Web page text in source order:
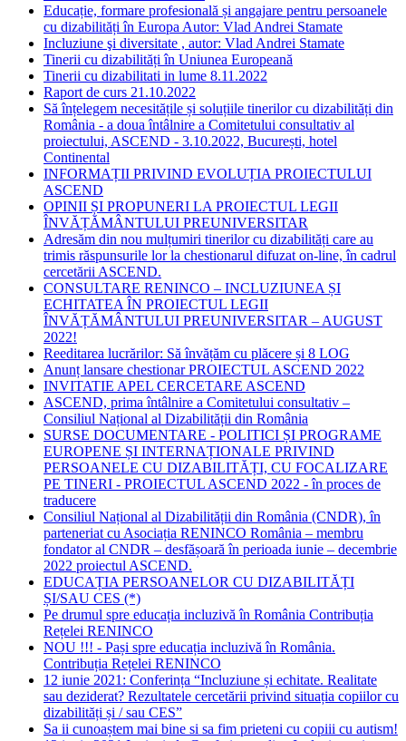
Educație, formare profesională și angajare pentru persoanele
cu dizabilități în Europa Autor: Vlad Andrei Stamate
Incluziune şi diversitate , autor: Vlad Andrei Stamate
Tinerii cu dizabilități în Uniunea Europeană
Tinerii cu dizabilitati in lume 8.11.2022
Raport de curs 21.10.2022
Să înțelegem necesitățile și soluțiile tinerilor cu dizabilități din
România - a doua întâlnire a Comitetului consultativ al
proiectului, ASCEND - 3.10.2022, București, hotel
Continental
INFORMAȚII PRIVIND EVOLUȚIA PROIECTULUI
ASCEND
OPINII ȘI PROPUNERI LA PROIECTUL LEGII
ÎNVĂȚĂMÂNTULUI PREUNIVERSITAR
Adresăm din nou mulțumiri tinerilor cu dizabilități care au
trimis răspunsurile lor la chestionarul difuzat on-line, în cadrul
cercetării ASCEND.
CONSULTARE RENINCO – INCLUZIUNEA ȘI
ECHITATEA ÎN PROIECTUL LEGII
ÎNVĂȚĂMÂNTULUI PREUNIVERSITAR – AUGUST
2022!
Reeditarea lucrărilor: Să învățăm cu plăcere și 8 LOG
Anunț lansare chestionar PROIECTUL ASCEND 2022
INVITATIE APEL CERCETARE ASCEND
ASCEND, prima întâlnire a Comitetului consultativ –
Consiliul Național al Dizabilității din România
SURSE DOCUMENTARE - POLITICI ȘI PROGRAME
EUROPENE ȘI INTERNAȚIONALE PRIVIND
PERSOANELE CU DIZABILITĂȚI, CU FOCALIZARE
PE TINERI - PROIECTUL ASCEND 2022 - în proces de
traducere
Consiliul Național al Dizabilității din România (CNDR), în
parteneriat cu Asociația RENINCO România – membru
fondator al CNDR – desfășoară în perioada iunie – decembrie
2022 proiectul ASCEND.
EDUCAȚIA PERSOANELOR CU DIZABILITĂȚI
ȘI/SAU CES (*)
Pe drumul spre educația incluzivă în România Contribuția
Rețelei RENINCO
NOU !!! - Pași spre educația incluzivă în România.
Contribuția Rețelei RENINCO
12 iunie 2021: Conferința “Incluziune și echitate. Realitate
sau deziderat? Rezultatele cercetării privind situația copiilor cu
dizabilități și / sau CES”
Sa ii cunoaștem mai bine si sa fim prieteni cu copiii cu autism!